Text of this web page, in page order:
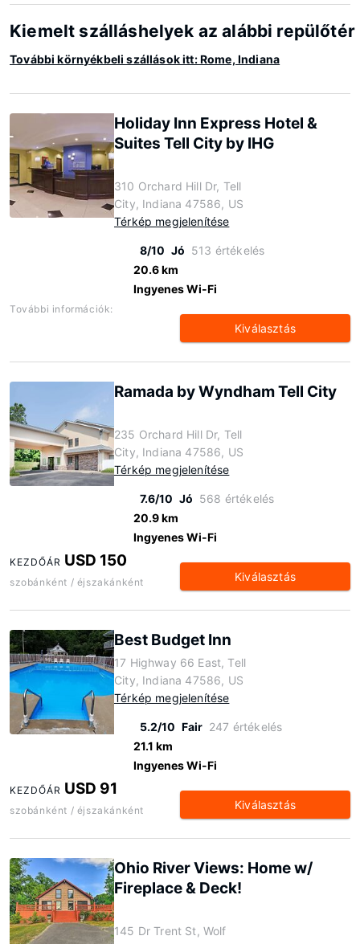
Kiemelt szálláshelyek az alábbi repülőtér
További környékbeli szállások itt: Rome, Indiana
Holiday Inn Express Hotel &
Suites Tell City by IHG
310 Orchard Hill Dr, Tell
City, Indiana 47586, US
Térkép megjelenítése
8/10 Jó 513 értékelés
20.6 km
Ingyenes Wi-Fi
További információk:
Kiválasztás
Ramada by Wyndham Tell City
235 Orchard Hill Dr, Tell
City, Indiana 47586, US
Térkép megjelenítése
7.6/10 Jó 568 értékelés
20.9 km
Ingyenes Wi-Fi
KEZDŐÁR USD 150
szobánként / éjszakánként Kiválasztás
Best Budget Inn
17 Highway 66 East, Tell
City, Indiana 47586, US
Térkép megjelenítése
5.2/10 Fair 247 értékelés
21.1 km
Ingyenes Wi-Fi
KEZDŐÁR USD 91
szobánként / éjszakánként Kiválasztás
Ohio River Views: Home w/
Fireplace & Deck!
145 Dr Trent St, Wolf